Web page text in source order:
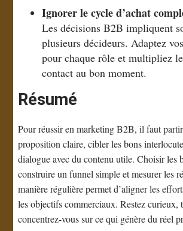
Ignorer le cycle d’achat
Les décisions B2B impliquent
plusieurs décideurs. Adaptez
pour chaque rôle et multipliez
contact au bon moment.
Résumé
Pour réussir en marketing B2B, il faut
proposition claire, cibler les bons
dialogue avec du contenu utile. Choisir les
construire un funnel simple et mesurer les
manière régulière permet d’aligner les
les objectifs commerciaux. Restez curieux,
concentrez-vous sur ce qui génère du réel